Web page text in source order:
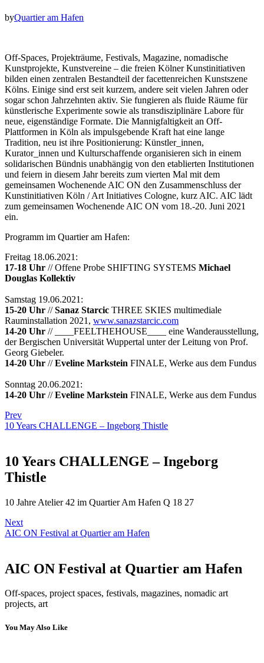
byQuartier am Hafen
Off-Spaces, Projekträume, Festivals, Magazine, nomadische
Kunstprojekte, Kunstvereine – die freien Kölner Kunstinitiativen
bilden einen zentralen Bestandteil der facettenreichen Kunstszene
Kölns. Einige sind erst seit kurzem, andere seit vielen Jahren oder
sogar schon Jahrzehnten aktiv. Sie fungieren als fluide Räume für
künstlerische Experimente sowie als transdisziplinäre Labore für
neue, eigenständige Formate. Die Mannigfaltigkeit an Off-
Plattformen in Köln als impulsgebende Kraft hat eine lange
Tradition, neu ist ihre Positionierung: Künstler_innen,
Kurator_innen und Kulturschaffende organisieren sich in einem
solidarischen Bündnis unabhängig von den etablierten Institutionen
und feiern in diesem Jahr bereits zum vierten Mal mit dem
gemeinsamen Wochenende AIC ON den Zusammenschluss der
Kunstinitiativen Köln / Art Initiatives Cologne, kurz AIC. AIC lädt
zum gemeinsamen Wochenende AIC ON vom 18.-20. Juni 2021
ein.
Programm im Quartier am Hafen:
Freitag 18.06.2021:
17-18 Uhr // Offene Probe SHIFTING SYSTEMS Michael
Douglas Kollektiv
Samstag 19.06.2021:
15-20 Uhr //Sanaz Starcic THREE SKIES multimediale
Rauminstallation 2021, www.sanazstarcic.com
14-20 Uhr // ____FEELTHEHOUSE____ eine Wanderausstellung,
der Bergischen Universität Wuppertal unter der Leitung von Prof.
Georg Giebeler.
14-20 Uhr //Eveline Markstein FINALE, Werke aus dem Fundus
Sonntag 20.06.2021:
14-20 Uhr //Eveline Markstein FINALE, Werke aus dem Fundus
Prev
10 Years CHALLENGE – Ingeborg Thistle
10 Years CHALLENGE – Ingeborg
Thistle
10 Jahre Atelier 42 im Quartier Am Hafen Q 18 27
Next
AIC ON Festival at Quartier am Hafen
AIC ON Festival at Quartier am Hafen
Off-spaces, project spaces, festivals, magazines, nomadic art
projects, art
You May Also Like